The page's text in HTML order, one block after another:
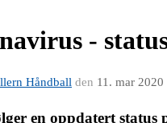
-
Håndball den 11. mar 2020
en oppdatert